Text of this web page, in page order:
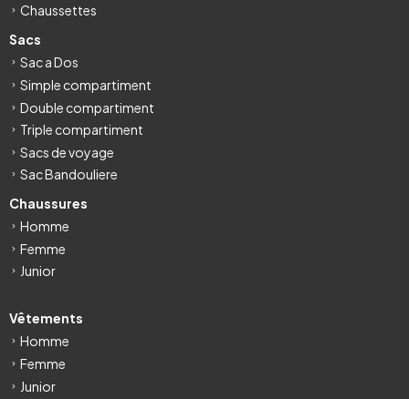
Chaussettes
Sacs
Sac a Dos
Simple compartiment
Double compartiment
Triple compartiment
Sacs de voyage
Sac Bandouliere
Chaussures
Homme
Femme
Junior
Vêtements
Homme
Femme
Junior